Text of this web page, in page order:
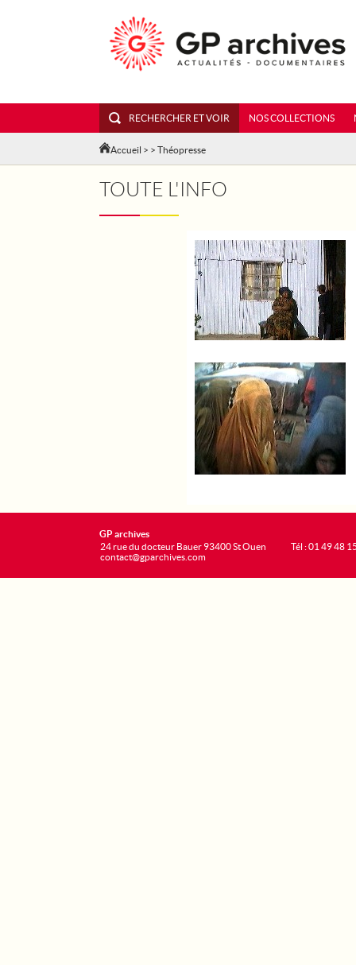
RECHERCHER ET VOIR NOS COLLECTIONS
Accueil > > Théopresse
TOUTE L'INFO
GP archives
24 rue du docteur Bauer 93400 St Ouen
contact@gparchives.com
Tél : 01 49 48